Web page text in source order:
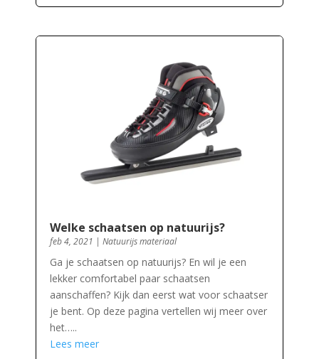
Welke schaatsen op natuurijs?
feb 4, 2021 | Natuurijs materiaal
Ga je schaatsen op natuurijs? En wil je een
lekker comfortabel paar schaatsen
aanschaffen? Kijk dan eerst wat voor schaatser
je bent. Op deze pagina vertellen wij meer over
het…..
Lees meer